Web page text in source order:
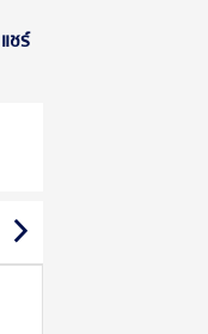
แชร์